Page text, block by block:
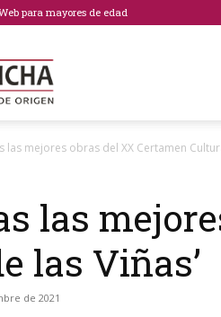
para mayores de edad
La
las mejores obras del XX Certamen
las
las Viñas’
de 2021